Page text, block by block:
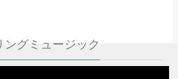
ングミュージック